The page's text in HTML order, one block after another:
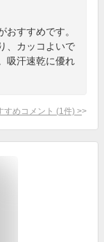
すすめです。
、カッコよいで
吸汗速乾に優れ
すめコメント (1 件) >